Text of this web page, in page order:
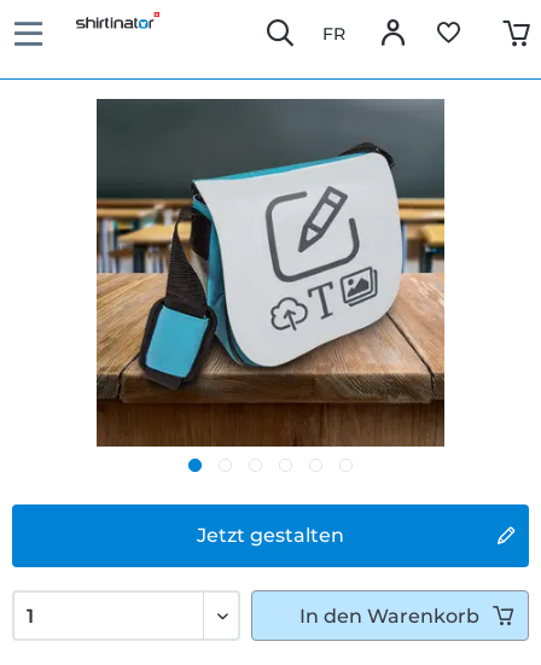
FR
Jetzt gestalten
In den Warenkorb